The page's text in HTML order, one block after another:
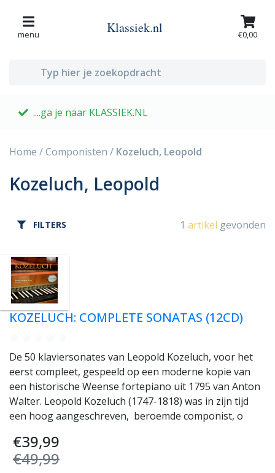
menu Klassiek.nl €0,00
....ga je naar KLASSIEK.NL
Home /Componisten / Kozeluch, Leopold
Kozeluch, Leopold
FILTERS 1 artikel gevonden
KOZELUCH: COMPLETE SONATAS (12CD)
De 50 klaviersonates van Leopold Kozeluch, voor het
eerst compleet, gespeeld op een moderne kopie van
een historische Weense fortepiano uit 1795 van Anton
Walter. Leopold Kozeluch (1747-1818) was in zijn tijd
een hoog aangeschreven, beroemde componist, o
€39,99
€49,99